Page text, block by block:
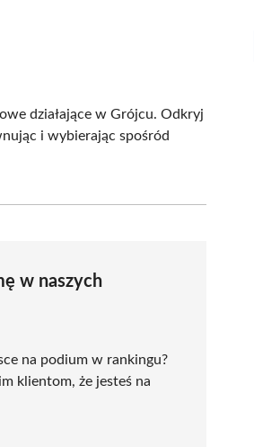
działające w Grójcu. Odkryj
i wybierając spośród
w naszych
na podium w rankingu?
klientom, że jesteś na